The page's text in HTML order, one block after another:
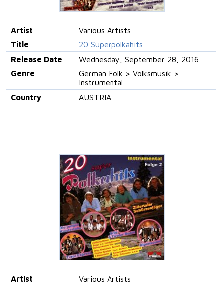
Artist
Various Artists
Title
20 Superpolkahits
Release Date
Wednesday, September 28, 2016
Genre
German Folk > Volksmusik >
Instrumental
Country
AUSTRIA
Artist
Various Artists